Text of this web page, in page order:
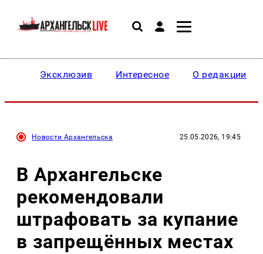
Эксклюзив Интересное О редакции
Новости Архангельска 25.05.2026, 19:45
В Архангельске
рекомендовали
штрафовать за купание
в запрещённых местах